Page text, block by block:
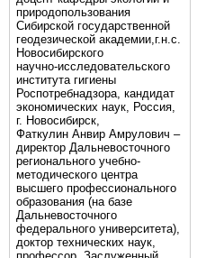
природопользования
Сибирской государственной
геодезической академии,г.н.с.
Новосибирского
научно-исследовательского
института гигиены
Роспотребнадзора, кандидат
экономических наук, Россия,
г. Новосибирск,
Фаткулин Анвир Амрулович –
директор Дальневосточного
регионального учебно-
методического центра
высшего профессионального
образования (на базе
Дальневосточного
федерального университета),
доктор технических наук,